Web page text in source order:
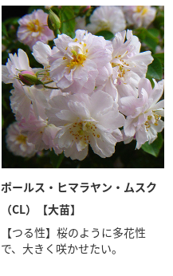
ポールス・ヒマラヤン・ムスク
（CL）【大苗】
【つる性】桜のように多花性
で、大きく咲かせたい。